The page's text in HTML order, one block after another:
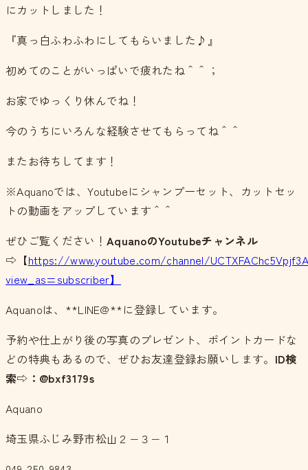
にカットしました！
『真っ白ふわふわにしてもらいました♪』
初めてのことがいっぱいで疲れたね＾＾；
お家でゆっくり休んでね！
今のうちにいろんな経験させてもらってね＾＾
またお待ちしてます！
※Aquanoでは、Youtubeにシャンプーセット、カットセッ
トの動画をアップしています＾＾
ぜひご覧ください！ AquanoのYoutubeチャンネル
⇨【https://www.youtube.com/channel/
view_as=subscriber】
Aquanoは、**LINE@**に登録しています。
予約や仕上がり後の写真のプレゼント、ポイントカードな
どの特典もあるので、ぜひお友達登録お願いします。 ID検
索⇨：@bxf3179s
Aquano
埼玉県ふじみ野市松山２−３−１